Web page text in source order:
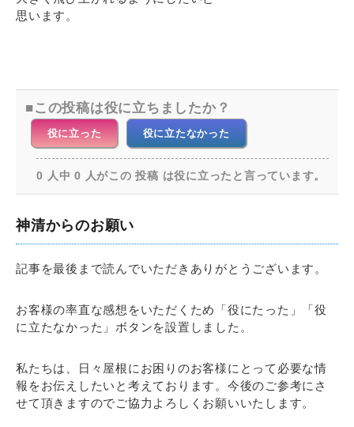
思います。
この投稿は役に立ちましたか？
役に立った 役に立たなかった
0 人中 0 人がこの 投稿 は役に立ったと言っています。
神清からのお願い
記事を最後まで読んでいただきありがとうございます。
お客様の率直な感想をいただくため「役にたった」「役
に立たなかった」ボタンを設置しました。
私たちは、日々屋根にお困りのお客様にとって必要な情
報をお伝えしたいと考えております。今後のご参考にさ
せて頂きますのでご協力よろしくお願いいたします。